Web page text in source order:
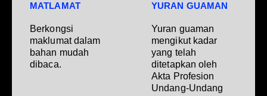
MATLAMAT
Berkongsi
maklumat dalam
bahan mudah
dibaca.
YURAN GUAMAN
Yuran guaman
mengikut kadar
yang telah
ditetapkan oleh
Akta Profesion
Undang-Undang